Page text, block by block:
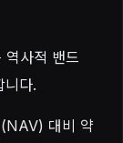
사적 밴드
니다.
대비 약